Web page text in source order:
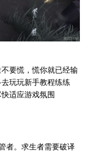
要慌，慌你就已经输
玩玩新手教程练练
适应游戏氛围
者。求生者需要破译